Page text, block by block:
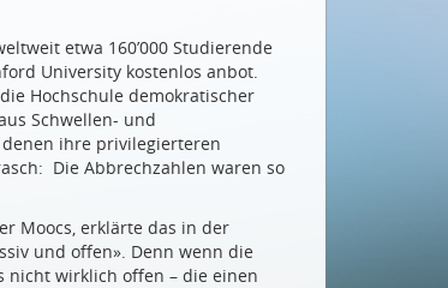
etwa 160’000 Studierende
University kostenlos anbot.
Hochschule demokratischer
Schwellen- und
ihre privilegierteren
Die Abbrechzahlen waren so
Moocs, erklärte das in der
und offen». Denn wenn die
nicht wirklich offen – die einen